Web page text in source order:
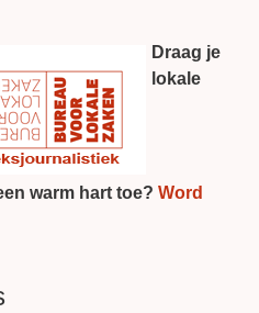
Draag je
lokale
warm hart toe? Word